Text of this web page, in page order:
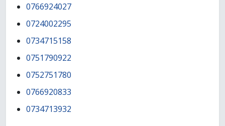
0766924027
0724002295
0734715158
0751790922
0752751780
0766920833
0734713932